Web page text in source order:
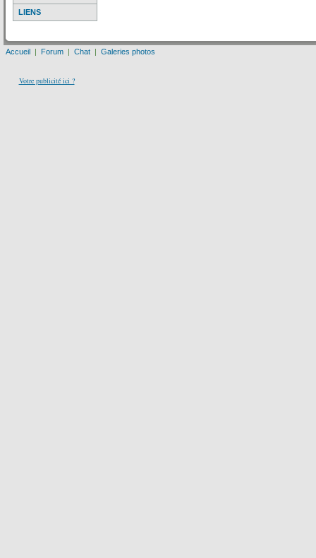
LIENS
Accueil | Forum | Chat | Galeries photos
Votre publicité ici ?